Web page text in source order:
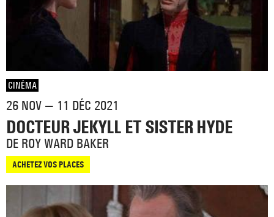
CINÉMA
26 NOV — 11 DÉC 2021
DOCTEUR JEKYLL ET SISTER HYDE
DE ROY WARD BAKER
ACHETEZ VOS PLACES